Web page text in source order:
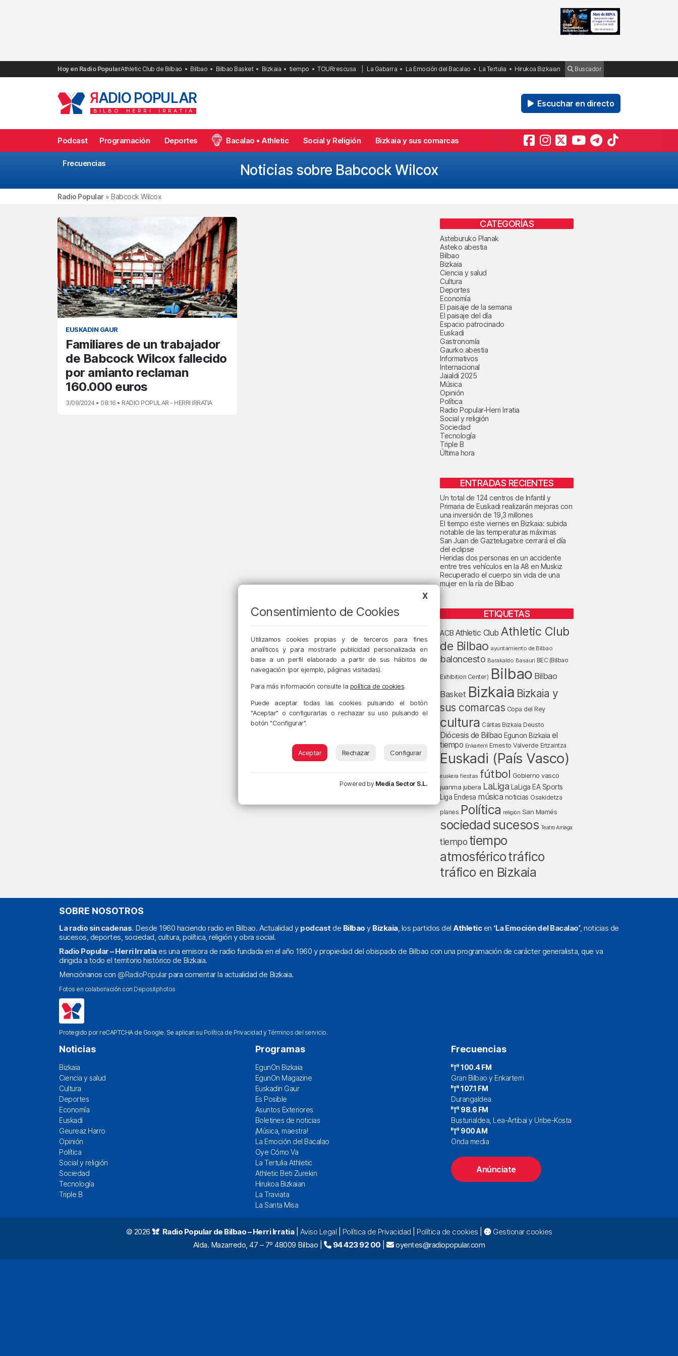
Hoy en Radio PopularAthletic Club de Bilbao Bilbao Bilbao Basket Bizkaia tiempo TOURrescusa La Gabarra La Emoción del Bacalao La Tertulia Hirukoa Bizkaian Buscador
RADIO POPULAR
BILBO HERRI IRRATIA
Escuchar en directo
Podcast Programación Deportes Bacalao • Athletic Social y Religión Bizkaia y sus comarcas
Frecuencias Noticias sobre Babcock Wilcox
Radio Popular» Babcock Wilcox
EUSKADIN GAUR
Familiares de un trabajador
de Babcock Wilcox fallecido
por amianto reclaman
160.000 euros
3/09/2024 • 08:16 • RADIO POPULAR - HERRI IRRATIA
CATEGORÍAS
Asteburuko Planak
Asteko abestia
Bilbao
Bizkaia
Ciencia y salud
Cultura
Deportes
Economía
El paisaje de la semana
El paisaje del día
Espacio patrocinado
Euskadi
Gastronomía
Gaurko abestia
Informativos
Internacional
Jaialdi 2025
Música
Opinión
Política
Radio Popular-Herri Irratia
Social y religión
Sociedad
Tecnología
Triple B
Última hora
ENTRADAS RECIENTES
Un total de 124 centros de Infantil y
Primaria de Euskadi realizarán mejoras con
una inversión de 19,3 millones
El tiempo este viernes en Bizkaia: subida
notable de las temperaturas máximas
San Juan de Gaztelugatxe cerrará el día
del eclipse
Heridas dos personas en un accidente
entre tres vehículos en la A8 en Muskiz
Recuperado el cuerpo sin vida de una
mujer en la ría de Bilbao
ETIQUETAS
ACB Athletic Club Athletic Club
de Bilbao ayuntamiento de Bilbao
baloncesto Barakaldo Basauri BEC (Bilbao
Exhibition Center) Bilbao Bilbao
Basket Bizkaia Bizkaia y
sus comarcas Copa del Rey
cultura Cáritas Bizkaia Deusto
Diócesis de Bilbao Egunon Bizkaia el
tiempo Enkarterri Ernesto Valverde Ertzaintza
Euskadi (País Vasco)
euskera fiestas fútbol Gobierno vasco
juanma jubera LaLiga LaLiga EA Sports
Liga Endesa música noticias Osakidetza
planes Política religión San Mamés
sociedad sucesos Teatro Arriaga
tiempo tiempo
atmosféricotráfico
tráfico en Bizkaia
SOBRE NOSOTROS
La radio sin cadenas. Desde 1960 haciendo radio en Bilbao. Actualidad y podcast de Bilbao y Bizkaia, los partidos del Athleticen ‘La Emoción del Bacalao’, noticias de
sucesos, deportes, sociedad, cultura, política, religión y obra social.
Radio Popular – Herri Irratiaes una emisora de radio fundada en el año 1960 y propiedad del obispado de Bilbao con una programación de carácter generalista, que va
dirigida a todo el territorio histórico de Bizkaia.
Menciónanos con @RadioPopularpara comentar la actualidad de Bizkaia.
Fotos en colaboración con Depositphotos
Protegido por reCAPTCHA de Google. Se aplican su Política de Privacidad yTérminos del servicio.
Noticias
Bizkaia
Ciencia y salud
Cultura
Deportes
Economía
Euskadi
Geureaz Harro
Opinión
Política
Social y religión
Sociedad
Tecnología
Triple B
Programas
EgunOn Bizkaia
EgunOn Magazine
Euskadin Gaur
Es Posible
Asuntos Exteriores
Boletines de noticias
¡Música, maestra!
La Emoción del Bacalao
Oye Cómo Va
La Tertulia Athletic
Athletic Beti Zurekin
Hirukoa Bizkaian
La Traviata
La Santa Misa
Frecuencias
100.4 FM
Gran Bilbao y Enkarterri
107.1 FM
Durangaldea
98.6 FM
Busturialdea, Lea-Artibai y Uribe-Kosta
900 AM
Onda media
Anúnciate
© 2026 Radio Popular de Bilbao – Herri Irratia| Aviso Legal Política de Privacidad Política de cookies
Gestionar cookies
Alda. Mazarredo, 47 – 7º 48009 Bilbao |
94 423 92 00 | oyentes@radiopopular.com
X
Consentimiento de Cookies
Utilizamos cookies propias y de terceros para fines
analíticos y para mostrarle publicidad personalizada en
base a un perfil elaborado a partir de sus hábitos de
navegación (por ejemplo, páginas visitadas).
Para más información consulte la política de cookies.
Puede aceptar todas las cookies pulsando el botón
"Aceptar" o configurarlas o rechazar su uso pulsando el
botón "Configurar".
Aceptar Rechazar Configurar
Powered by Media Sector S.L.